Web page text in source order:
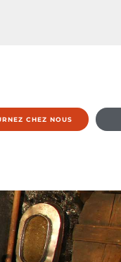
CHEZ NOUS